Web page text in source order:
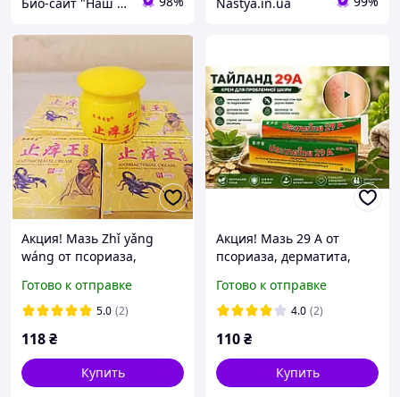
Акция! Мазь Zhǐ yǎng
wáng от псориаза,
экземы, акне и др.), 20 г
Готово к отправке
5.0 (2)
118₴
Купить
Акция! Мазь 29 А от
псориаза, дерматита,
угревой сыпи. Тайланд
Готово к отправке
4.0 (2)
110₴
Купить